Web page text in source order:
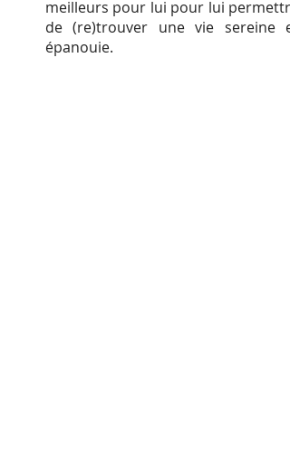
meilleurs pour lui pour lui permettre
de (re)trouver une vie sereine et
épanouie.